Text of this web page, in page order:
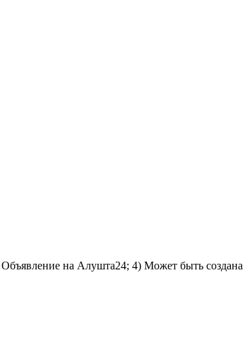
на Алушта24; 4) Может быть